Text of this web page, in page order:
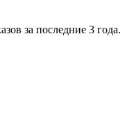
за последние 3 года.